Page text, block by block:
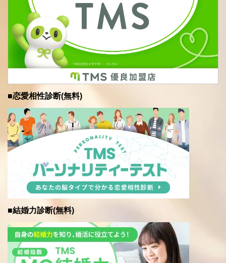
■恋愛相性診断(無料)
■結婚力診断(無料)